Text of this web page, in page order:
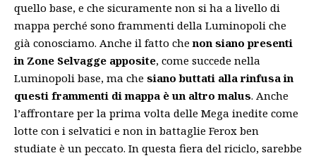
quello base, e che sicuramente non si ha a livello di
mappa perché sono frammenti della Luminopoli che
già conosciamo. Anche il fatto chenon siano presenti
in Zone Selvagge apposite, come succede nella
Luminopoli base, ma che siano buttati alla rinfusa in
questi frammenti di mappa è un altro malus. Anche
l’affrontare per la prima volta delle Mega inedite come
lotte con i selvatici e non in battaglie Ferox ben
studiate è un peccato. In questa fiera del riciclo, sarebbe